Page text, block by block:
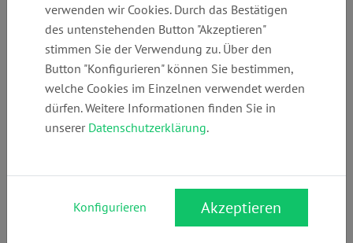
Telefon:
+49 (0)
6145545820
E-Mail:
info@floersheim
er-kanzlei.de
www.floersheim
er-kanzlei.de
verwenden wir Cookies. Durch das Bestätigen
des untenstehenden Button "Akzeptieren"
stimmen Sie der Verwendung zu. Über den
Button "Konfigurieren" können Sie bestimmen,
welche Cookies im Einzelnen verwendet werden
dürfen. Weitere Informationen finden Sie in
unserer Datenschutzerklärung.
Konfigurieren Akzeptieren